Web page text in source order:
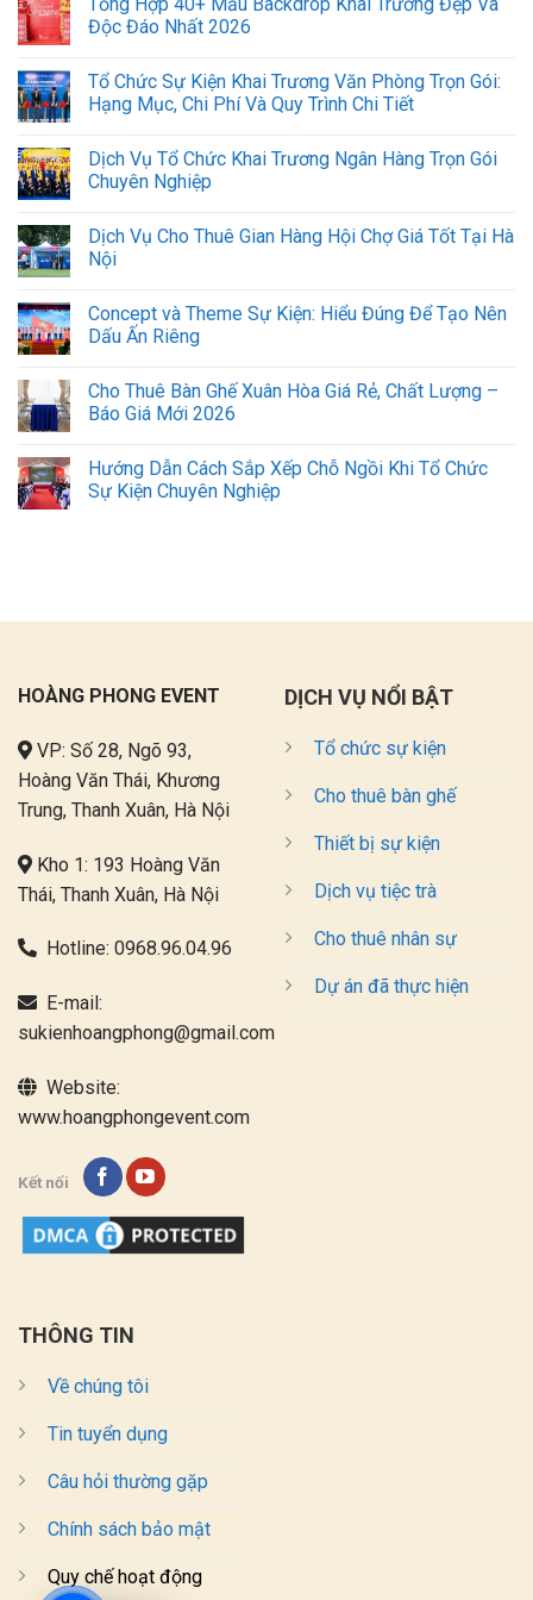
Độc Đáo Nhất 2026
Tổ Chức Sự Kiện Khai Trương Văn Phòng Trọn Gói:
Hạng Mục, Chi Phí Và Quy Trình Chi Tiết
Dịch Vụ Tổ Chức Khai Trương Ngân Hàng Trọn Gói
Chuyên Nghiệp
Dịch Vụ Cho Thuê Gian Hàng Hội Chợ Giá Tốt Tại Hà
Nội
Concept và Theme Sự Kiện: Hiểu Đúng Để Tạo Nên
Dấu Ấn Riêng
Cho Thuê Bàn Ghế Xuân Hòa Giá Rẻ, Chất Lượng –
Báo Giá Mới 2026
Hướng Dẫn Cách Sắp Xếp Chỗ Ngồi Khi Tổ Chức
Sự Kiện Chuyên Nghiệp
HOÀNG PHONG EVENT
VP: Số 28, Ngõ 93,
Hoàng Văn Thái, Khương
Trung, Thanh Xuân, Hà Nội
Kho 1: 193 Hoàng Văn
Thái, Thanh Xuân, Hà Nội
Hotline: 0968.96.04.96
E-mail:
sukienhoangphong@gmail.com
Website:
www.hoangphongevent.com
Kết nối
DỊCH VỤ NỔI BẬT
Tổ chức sự kiện
Cho thuê bàn ghế
Thiết bị sự kiện
Dịch vụ tiệc trà
Cho thuê nhân sự
Dự án đã thực hiện
THÔNG TIN
Về chúng tôi
Tin tuyển dụng
Câu hỏi thường gặp
Chính sách bảo mật
Quy chế hoạt động